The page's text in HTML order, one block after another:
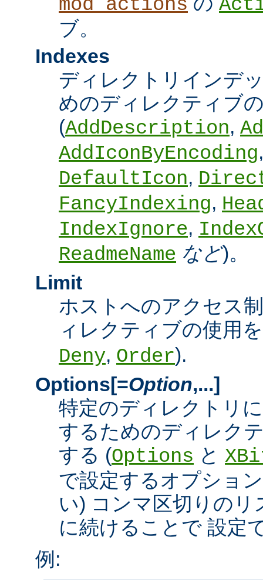
mod_actions
ブ。
Indexes
ディレクトリインデ
めのディレクティブ
(AddDescription,
AddIconByEncoding
DefaultIcon,
FancyIndexing,
IndexIgnore,
ReadmeName など)。
Limit
ホストへのアクセス
ィレクティブの使用
Deny, Order).
Options[=Option,...]
特定のディレクトリ
するためのディレク
する (Options と
で設定するオプショ
い) コンマ区切りの
に続けることで 設定
例: